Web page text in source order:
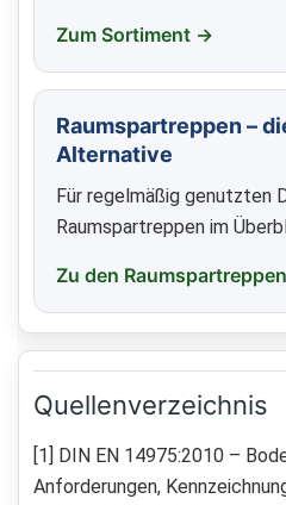
Zum Sortiment →
Raumspartreppen –
Alternative
Für regelmäßig genutzten
Raumspartreppen im
Zu den
Quellenverzeichnis
[1] DIN EN 14975:2010 –
Anforderungen,